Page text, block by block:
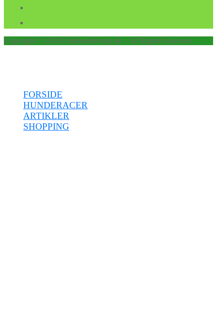
Copyright © 2026 Findhundehvalp.dk – All Rights Reserved.
FORSIDE
HUNDERACER
ARTIKLER
SHOPPING